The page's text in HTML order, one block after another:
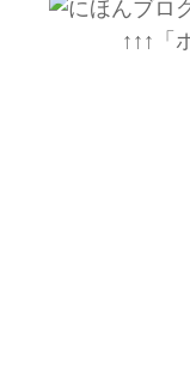
↑↑↑「